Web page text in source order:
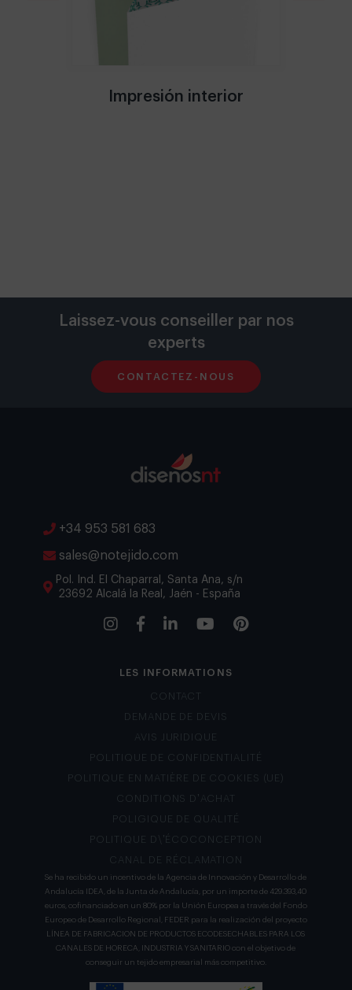
Impresión interior
Laissez-vous conseiller par nos
experts
CONTACTEZ-NOUS
+34 953 581 683
sales@notejido.com
Pol. Ind. El Chaparral, Santa Ana, s/n
23692 Alcalá la Real, Jaén - España
LES INFORMATIONS
CONTACT
DEMANDE DE DEVIS
AVIS JURIDIQUE
POLITIQUE DE CONFIDENTIALITÉ
POLITIQUE EN MATIÈRE DE COOKIES (UE)
CONDITIONS D’ACHAT
POLIGIQUE DE QUALITÉ
POLITIQUE D\’ÉCOCONCEPTION
CANAL DE RÉCLAMATION
Se ha recibido un incentivo de la Agencia de Innovación y Desarrollo de
Andalucía IDEA, de la Junta de Andalucía, por un importe de 429.393,40
euros, cofinanciado en un 80% por la Unión Europea a través del Fondo
Europeo de Desarrollo Regional, FEDER para la realización del proyecto
LÍNEA DE FABRICACION DE PRODUCTOS ECODESECHABLES PARA LOS
CANALES DE HORECA, INDUSTRIA Y SANITARIO con el objetivo de
conseguir un tejido empresarial más competitivo.